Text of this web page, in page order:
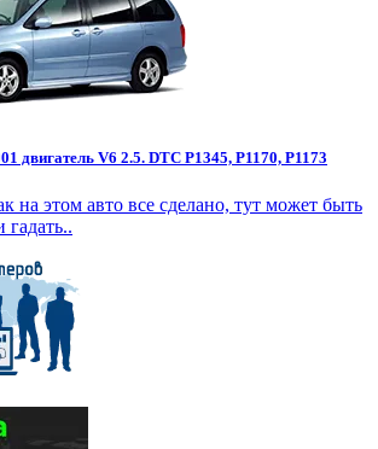
двигатель V6 2.5. DTC P1345, P1170, P1173
на этом авто все сделано, тут может быть
гадать..